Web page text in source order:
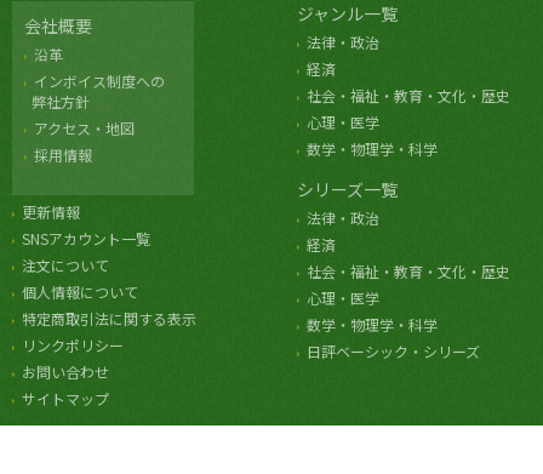
会社概要
沿革
インボイス制度への
弊社方針
アクセス・地図
採用情報
更新情報
SNSアカウント一覧
注文について
個人情報について
特定商取引法に関する表示
リンクポリシー
お問い合わせ
サイトマップ
ジャンル一覧
法律・政治
経済
社会・福祉・教育・文化・歴史
心理・医学
数学・物理学・科学
シリーズ一覧
法律・政治
経済
社会・福祉・教育・文化・歴史
心理・医学
数学・物理学・科学
日評ベーシック・シリーズ